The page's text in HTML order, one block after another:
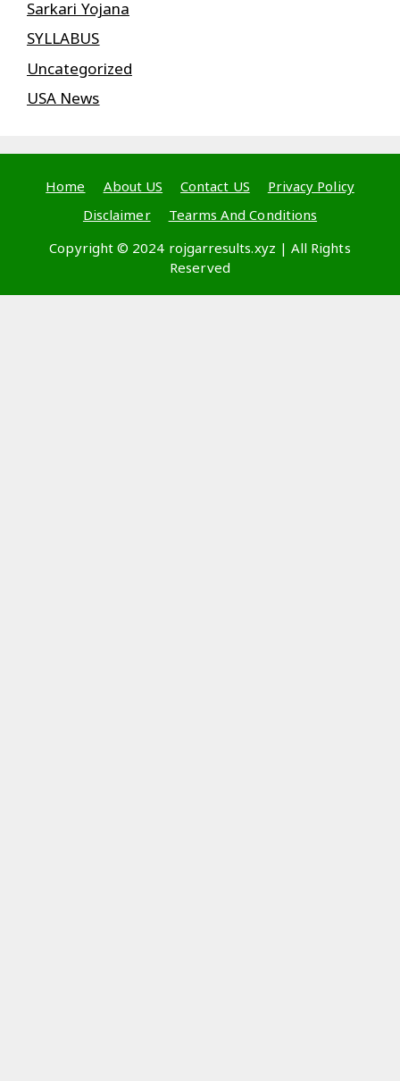
Sarkari Yojana
SYLLABUS
Uncategorized
USA News
Home About US Contact US
Privacy Policy
Disclaimer
Tearms And Conditions
Copyright © 2024 rojgarresults.xyz | All Rights
Reserved